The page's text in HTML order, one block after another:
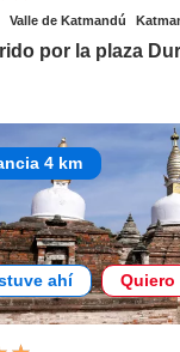
Valle de Katmandú
por la plaza
4 km
ahí Quiero